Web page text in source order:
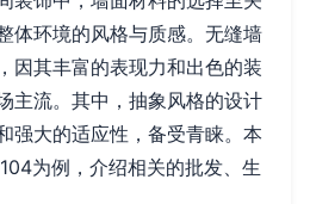
体环境的风格与质感。无缝墙
因其丰富的表现力和出色的装
主流。其中，抽象风格的设计
强大的适应性，备受青睐。本
为例，介绍相关的批发、生